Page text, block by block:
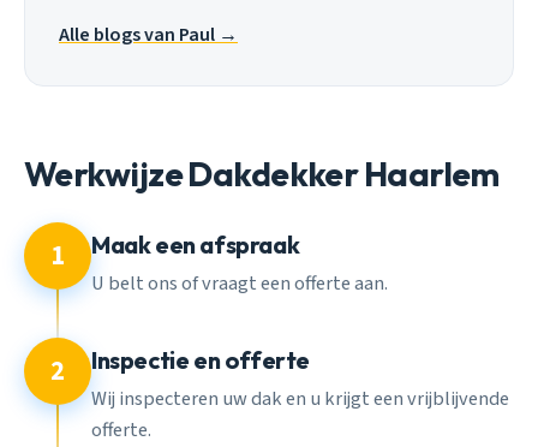
Alle blogs van Paul →
Werkwijze Dakdekker Haarlem
1 Maak een afspraak
U belt ons of vraagt een offerte aan.
2 Inspectie en offerte
Wij inspecteren uw dak en u krijgt een vrijblijvende
offerte.